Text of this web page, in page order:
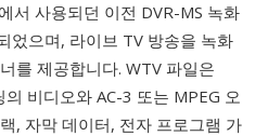
서 사용되던 이전 DVR-MS 녹화
었으며, 라이브 TV 방송을 녹화
를 제공합니다. WTV 파일은
비디오와 AC-3 또는 MPEG 오
, 자막 데이터, 전자 프로그램 가